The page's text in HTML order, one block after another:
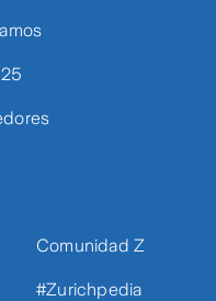
Comunidad Z
#Zurichpedia